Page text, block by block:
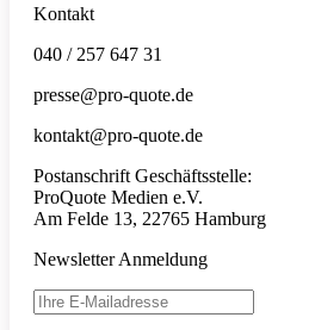
Kontakt
040 / 257 647 31
presse@pro-quote.de
kontakt@pro-quote.de
Postanschrift Geschäftsstelle:
ProQuote Medien e.V.
Am Felde 13, 22765 Hamburg
Newsletter Anmeldung